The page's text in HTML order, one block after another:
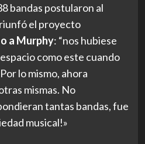
bandas postularon al
el proyecto
a Murphy: “nos hubiese
como este cuando
lo mismo, ahora
mismas. No
tantas bandas, fue
musical!»